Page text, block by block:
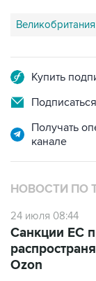
Великобритания
Купить
Получать
канале
НОВОСТИ ПО
24 июля 08:44
Санкции ЕС
Ozon